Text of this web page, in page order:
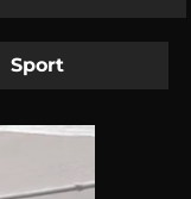
Sport